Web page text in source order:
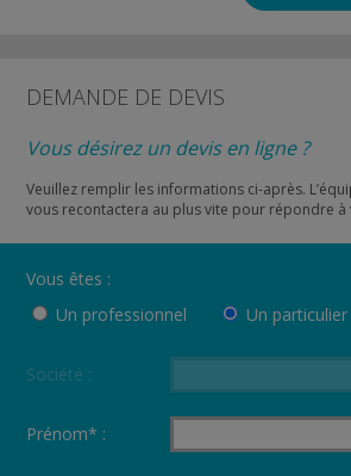
DEMANDE DE DEVIS
Vous désirez un devis en ligne ?
Veuillez remplir les informations ci-après.
vous recontactera au plus vite pour répondre
Vous êtes :
Un professionnel
Un particulier
Société :
Prénom* :